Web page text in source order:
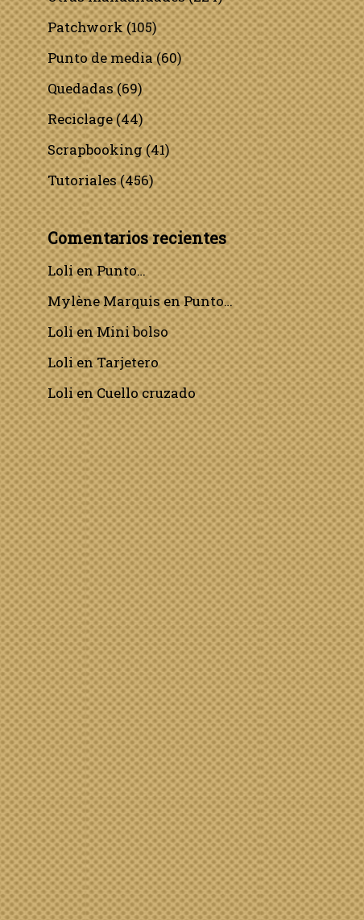
Patchwork(105)
Punto de media(60)
Quedadas(69)
Reciclage(44)
Scrapbooking(41)
Tutoriales(456)
Comentarios recientes
LolienPunto…
Mylène MarquisenPunto…
LolienMini bolso
LolienTarjetero
LolienCuello cruzado